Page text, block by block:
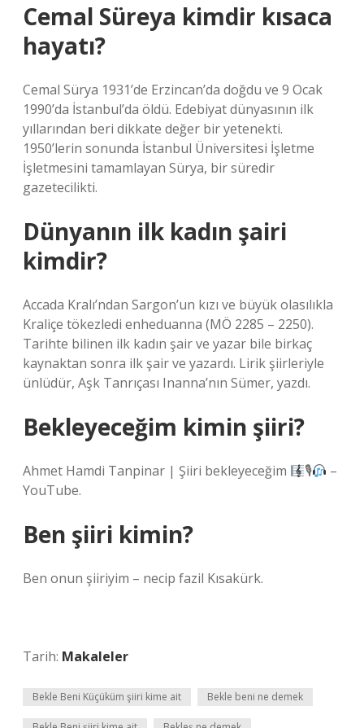
Cemal Süreya kimdir kısaca
hayatı?
Cemal Sürya 1931’de Erzincan’da doğdu ve 9 Ocak
1990’da İstanbul’da öldü. Edebiyat dünyasının ilk
yıllarından beri dikkate değer bir yetenekti.
1950’lerin sonunda İstanbul Üniversitesi İşletme
İşletmesini tamamlayan Sürya, bir süredir
gazetecilikti.
Dünyanın ilk kadın şairi
kimdir?
Accada Kralı’ndan Sargon’un kızı ve büyük olasılıkla
Kraliçe tökezledi enheduanna (MÖ 2285 – 2250).
Tarihte bilinen ilk kadın şair ve yazar bile birkaç
kaynaktan sonra ilk şair ve yazardı. Lirik şiirleriyle
ünlüdür, Aşk Tanrıçası Inanna’nın Sümer, yazdı.
Bekleyeceğim kimin şiiri?
Ahmet Hamdi Tanpinar | Şiiri bekleyeceğim 🎙
–
YouTube.
Ben şiiri kimin?
Ben onun şiiriyim – necip fazil Kısakürk.
Tarih: Makaleler
Bekle Beni Küçüküm şiiri kime ait Bekle beni ne demek